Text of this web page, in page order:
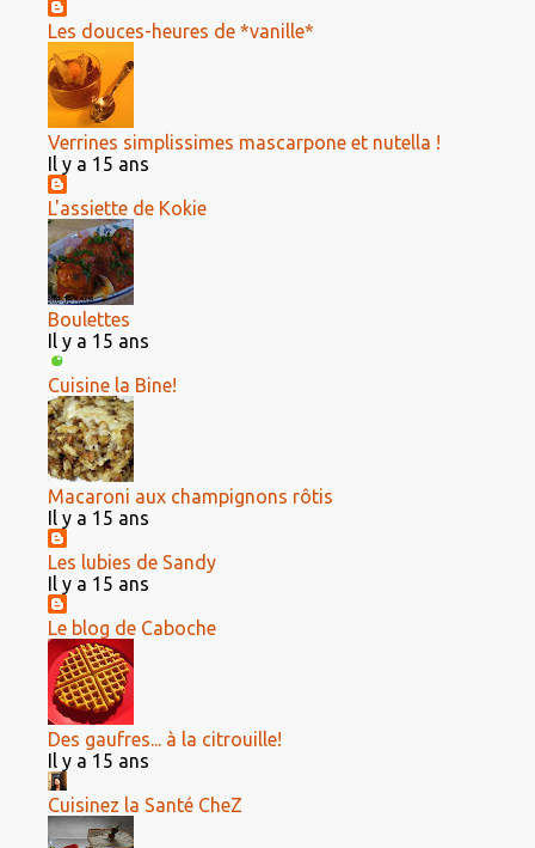
Les douces-heures de *vanille*
Verrines simplissimes mascarpone et nutella !
Il y a 15 ans
L'assiette de Kokie
Boulettes
Il y a 15 ans
Cuisine la Bine!
Macaroni aux champignons rôtis
Il y a 15 ans
Les lubies de Sandy
Il y a 15 ans
Le blog de Caboche
Des gaufres... à la citrouille!
Il y a 15 ans
Cuisinez la Santé CheZ